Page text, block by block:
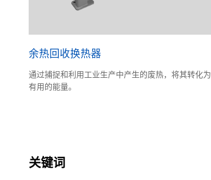
余热回收换热器
通过捕捉和利用工业生产中产生的废热，将其转化为
有用的能量。
关键词